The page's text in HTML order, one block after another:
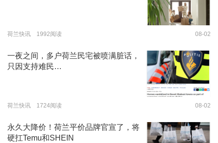
荷兰快讯 1992阅读 08-02
一夜之间，多户荷兰民宅被喷满脏话，
只因支持难民…
荷兰快讯 1724阅读 08-02
永久大降价！荷兰平价品牌官宣了，将
硬扛Temu和SHEIN